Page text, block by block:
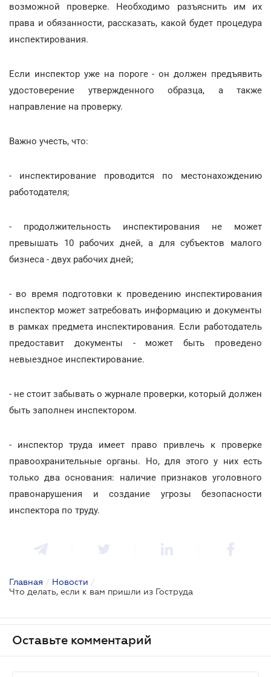
возможной проверке. Необходимо разъяснить им их
права и обязанности, рассказать, какой будет процедура
инспектирования.
Если инспектор уже на пороге - он должен предъявить
удостоверение утвержденного образца, а также
направление на проверку.
Важно учесть, что:
- инспектирование проводится по местонахождению
работодателя;
- продолжительность инспектирования не может
превышать 10 рабочих дней, а для субъектов малого
бизнеса - двух рабочих дней;
- во время подготовки к проведению инспектирования
инспектор может затребовать информацию и документы
в рамках предмета инспектирования. Если работодатель
предоставит документы - может быть проведено
невыездное инспектирование.
- не стоит забывать о журнале проверки, который должен
быть заполнен инспектором.
- инспектор труда имеет право привлечь к проверке
правоохранительные органы. Но, для этого у них есть
только два основания: наличие признаков уголовного
правонарушения и создание угрозы безопасности
инспектора по труду.
Главная / Новости /
Что делать, если к вам пришли из Гоструда
Оставьте комментарий